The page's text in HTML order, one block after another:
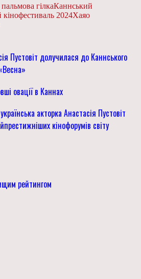
гілкаКаннський
2024Хаяо
Пустовіт долучилася до Каннського
овації в Каннах
акторка Анастасія Пустовіт
кінофорумів світу
рейтингом